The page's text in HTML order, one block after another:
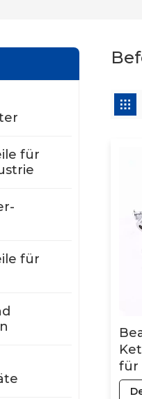
für
für
für